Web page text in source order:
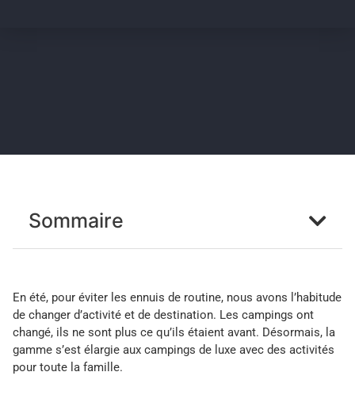
Sommaire
En été, pour éviter les ennuis de routine, nous avons l’habitude
de changer d’activité et de destination. Les campings ont
changé, ils ne sont plus ce qu’ils étaient avant. Désormais, la
gamme s’est élargie aux campings de luxe avec des activités
pour toute la famille.